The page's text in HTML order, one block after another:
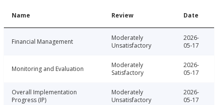
Name Review Date
Financial Management
Moderately
Unsatisfactory
2026-
05-17
Monitoring and Evaluation
Moderately
Satisfactory
2026-
05-17
Overall Implementation
Progress (IP)
Moderately
Unsatisfactory
2026-
05-17